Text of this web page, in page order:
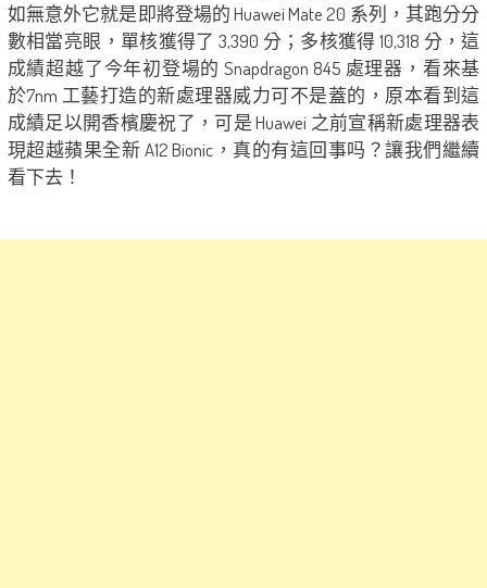
如無意外它就是即將登場的 Huawei Mate 20 系列，其跑分分
數相當亮眼，單核獲得了 3,390 分；多核獲得 10,318 分，這
成績超越了今年初登場的 Snapdragon 845 處理器，看來基
於7nm 工藝打造的新處理器威力可不是蓋的，原本看到這
成績足以開香檳慶祝了，可是 Huawei 之前宣稱新處理器表
現超越蘋果全新 A12 Bionic，真的有這回事吗？讓我們繼續
看下去！